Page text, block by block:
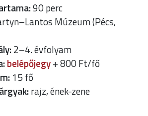
90 perc
Múzeum (Pécs,
2–4. évfolyam
belépőjegy+ 800 Ft/fő
15 fő
rajz, ének-zene